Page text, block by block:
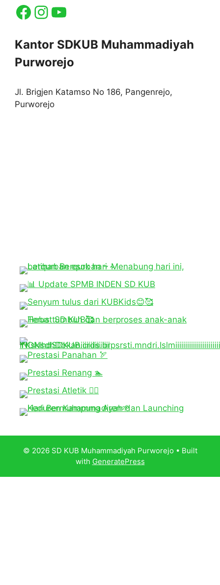
Facebook
Instagram
YouTube
Kantor SDKUB Muhammadiyah
Purworejo
Jl. Brigjen Katamso No 186, Pangenrejo,
Purworejo
© 2026 SD KUB Muhammadiyah Purworejo • Built
with GeneratePress